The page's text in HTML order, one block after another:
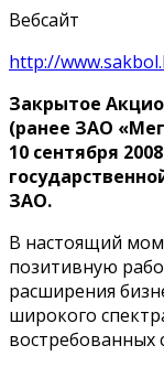
Вебсайт
http://
Закрытое
(ранее ЗАО
10 сентября
ЗАО.
В настоящий
позитивную
расширения
широкого
востребованных